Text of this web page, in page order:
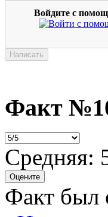
Войдите с
Факт
Средняя:
Факт был